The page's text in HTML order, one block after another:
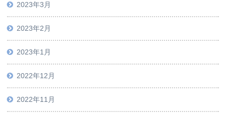
2023年3月
2023年2月
2023年1月
2022年12月
2022年11月